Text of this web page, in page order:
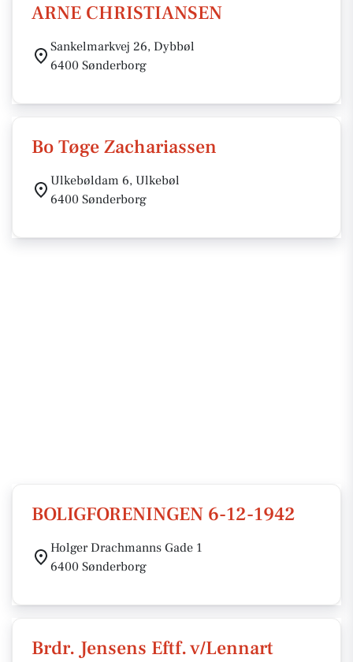
ARNE CHRISTIANSEN
Sankelmarkvej 26, Dybbøl
6400 Sønderborg
Bo Tøge Zachariassen
Ulkebøldam 6, Ulkebøl
6400 Sønderborg
BOLIGFORENINGEN 6-12-1942
Holger Drachmanns Gade 1
6400 Sønderborg
Brdr. Jensens Eftf. v/Lennart